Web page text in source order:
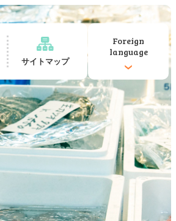
サイトマップ
Foreign
language